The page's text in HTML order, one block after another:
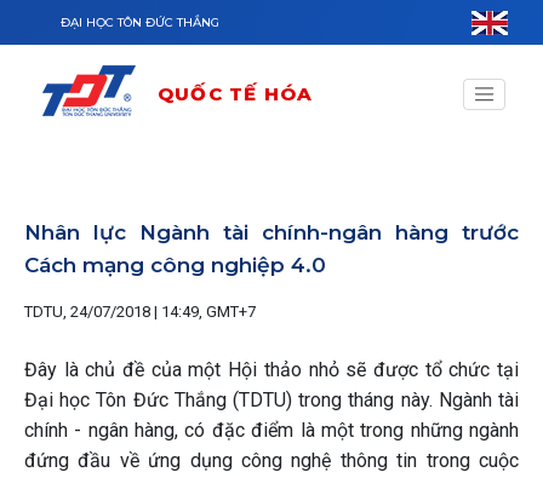
Nhảy đến nội dung
ĐẠI HỌC TÔN ĐỨC THẮNG
QUỐC TẾ HÓA
Nhân lực Ngành tài chính-ngân hàng trước
Cách mạng công nghiệp 4.0
TDTU, 24/07/2018 | 14:49, GMT+7
Đây là chủ đề của một Hội thảo nhỏ sẽ được tổ chức tại
Đại học Tôn Đức Thắng (TDTU) trong tháng này. Ngành tài
chính - ngân hàng, có đặc điểm là một trong những ngành
đứng đầu về ứng dụng công nghệ thông tin trong cuộc